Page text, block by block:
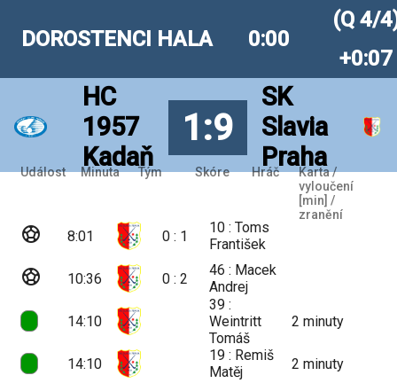
DOROSTENCI HALA 0:00
(Q 4/
+0:07
HC
1957
Kadaň
1:9
SK
Slavia
Praha
Událost Minuta Tým Skóre Hráč
Karta /
vyloučení
[min] /
zranění
sports_soccer 8:01 0 : 1
10 : Toms
František
sports_soccer 10:36 0 : 2
46 : Macek
Andrej
14:10
39 :
Weintritt
Tomáš
2minuty
14:10
19 : Remiš
Matěj
2minuty